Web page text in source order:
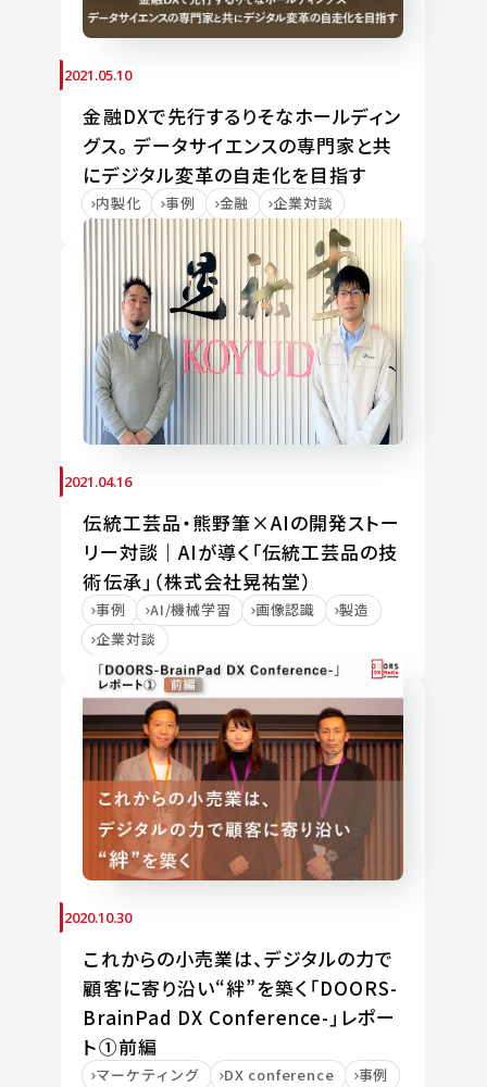
2021.05.10
金融DXで先行するりそなホールディン
グス。データサイエンスの専門家と共
にデジタル変革の自走化を目指す
内製化 事例 金融 企業対談
2021.04.16
伝統工芸品・熊野筆×AIの開発ストー
リー対談｜AIが導く「伝統工芸品の技
術伝承」（株式会社晃祐堂）
事例 AI/機械学習 画像認識
製造
企業対談
2020.10.30
これからの小売業は、デジタルの力で
顧客に寄り沿い“絆”を築く「DOORS-
BrainPad DX Conference-」レポー
ト①前編
マーケティング DX conference 事例